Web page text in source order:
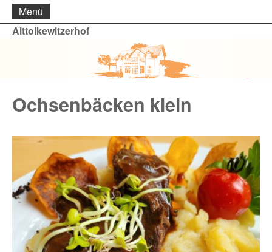
Menü
Alttolkewitzerhof
Ochsenbäcken klein